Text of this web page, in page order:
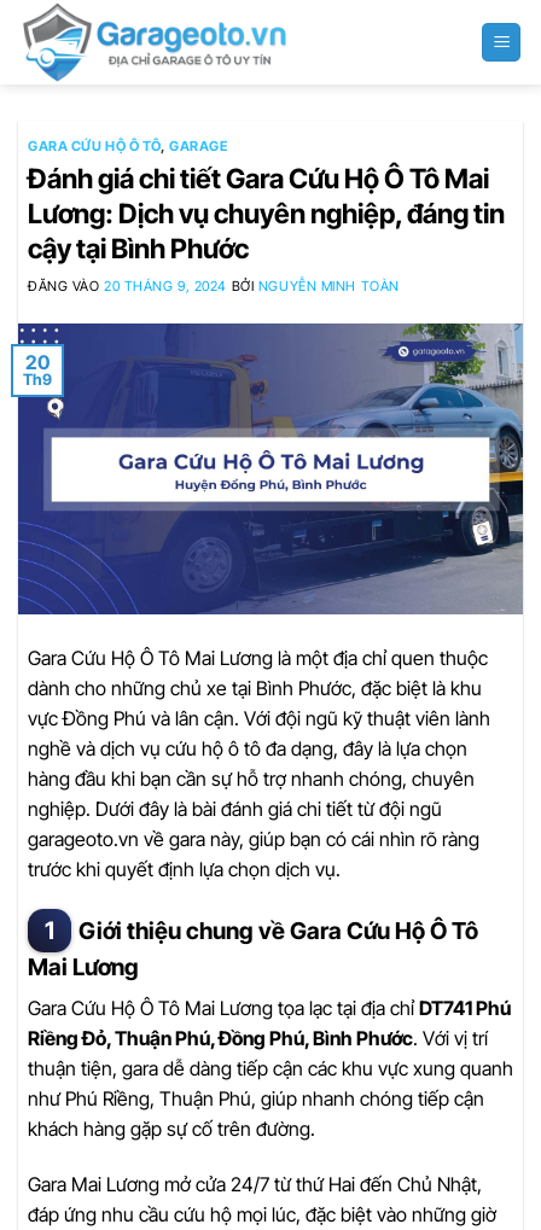
qua
GARA CỨU HỘ Ô TÔ,GARAGE
Đánh giá chi tiết Gara Cứu Hộ Ô Tô Mai
Lương: Dịch vụ chuyên nghiệp, đáng tin
cậy tại Bình Phước
ĐĂNG VÀO20 THÁNG 9, 2024 BỞI NGUYỄN MINH TOÀN
20
Th9
Gara Cứu Hộ Ô Tô Mai Lương là một địa chỉ quen thuộc
dành cho những chủ xe tại Bình Phước, đặc biệt là khu
vực Đồng Phú và lân cận. Với đội ngũ kỹ thuật viên lành
nghề và dịch vụ cứu hộ ô tô đa dạng, đây là lựa chọn
hàng đầu khi bạn cần sự hỗ trợ nhanh chóng, chuyên
nghiệp. Dưới đây là bài đánh giá chi tiết từ đội ngũ
garageoto.vn về gara này, giúp bạn có cái nhìn rõ ràng
trước khi quyết định lựa chọn dịch vụ.
Giới thiệu chung về Gara Cứu Hộ Ô Tô
Mai Lương
Gara Cứu Hộ Ô Tô Mai Lương tọa lạc tại địa chỉDT741 Phú
Riềng Đỏ, Thuận Phú, Đồng Phú, Bình Phước. Với vị trí
thuận tiện, gara dễ dàng tiếp cận các khu vực xung quanh
như Phú Riềng, Thuận Phú, giúp nhanh chóng tiếp cận
khách hàng gặp sự cố trên đường.
Gara Mai Lương mở cửa 24/7 từ thứ Hai đến Chủ Nhật,
đáp ứng nhu cầu cứu hộ mọi lúc, đặc biệt vào những giờ